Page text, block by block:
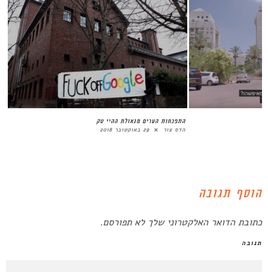
דפוסי תכנון לציבור הרחב
המערכת 14 בפברואר 2022
הוסף תגובה
כתובת הדואר האלקטרוני שלך לא תפורסם.
תגובה